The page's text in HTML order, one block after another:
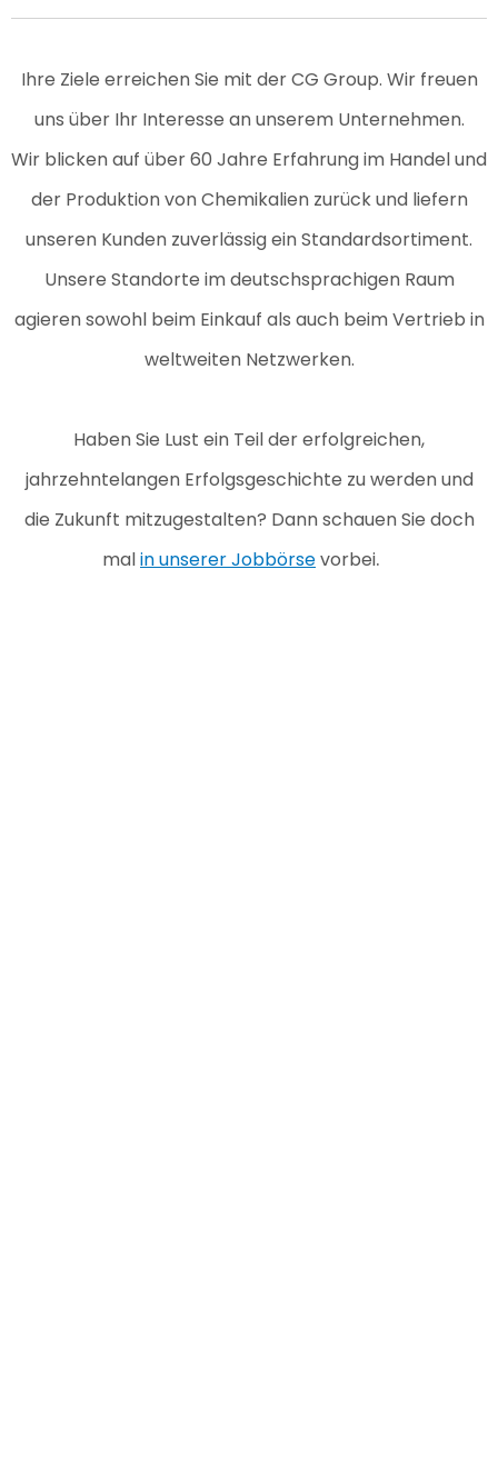
Ihre Ziele erreichen Sie mit der CG Group. Wir freuen
uns über Ihr Interesse an unserem Unternehmen.
Wir blicken auf über 60 Jahre Erfahrung im Handel und
der Produktion von Chemikalien zurück und liefern
unseren Kunden zuverlässig ein Standardsortiment.
Unsere Standorte im deutschsprachigen Raum
agieren sowohl beim Einkauf als auch beim Vertrieb in
weltweiten Netzwerken.
Haben Sie Lust ein Teil der erfolgreichen,
jahrzehntelangen Erfolgsgeschichte zu werden und
die Zukunft mitzugestalten? Dann schauen Sie doch
malin unserer Jobbörsevorbei.